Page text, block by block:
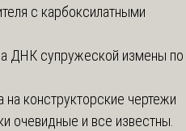
с карбоксилатными
ДНК супружеской измены по
на конструкторские чертежи
очевидные и все известны.